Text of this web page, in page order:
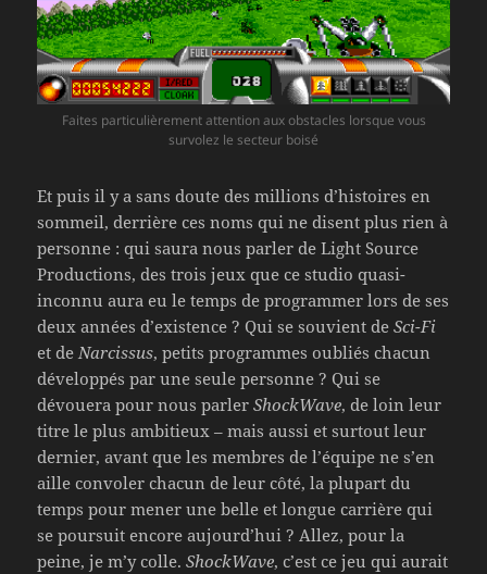
Faites particulièrement attention aux obstacles lorsque vous
survolez le secteur boisé
Et puis il y a sans doute des millions d’histoires en
sommeil, derrière ces noms qui ne disent plus rien à
personne : qui saura nous parler de Light Source
Productions, des trois jeux que ce studio quasi-
inconnu aura eu le temps de programmer lors de ses
deux années d’existence ? Qui se souvient deSci-Fi
et de Narcissus, petits programmes oubliés chacun
développés par une seule personne ? Qui se
dévouera pour nous parlerShockWave, de loin leur
titre le plus ambitieux – mais aussi et surtout leur
dernier, avant que les membres de l’équipe ne s’en
aille convoler chacun de leur côté, la plupart du
temps pour mener une belle et longue carrière qui
se poursuit encore aujourd’hui ? Allez, pour la
peine, je m’y colle.ShockWave, c’est ce jeu qui aurait